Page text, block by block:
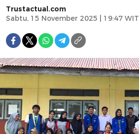
Trustactual.com
Sabtu, 15 November 2025 | 19:47 WIT